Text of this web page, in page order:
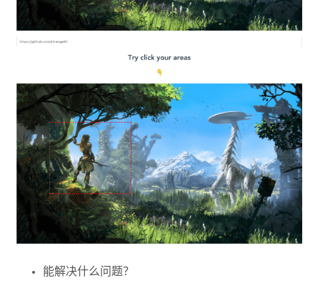
能解决什么问题？